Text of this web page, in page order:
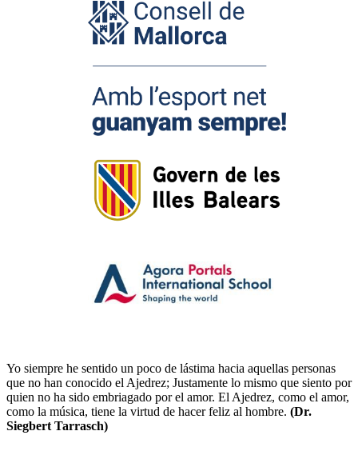
Yo siempre he sentido un poco de lástima hacia aquellas personas
que no han conocido el Ajedrez; Justamente lo mismo que siento por
quien no ha sido embriagado por el amor. El Ajedrez, como el amor,
como la música, tiene la virtud de hacer feliz al hombre. (Dr.
Siegbert Tarrasch)